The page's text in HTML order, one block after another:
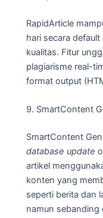
RapidArticle
hari secara
kualitas. Fitur
plagiarisme real-
format output
9. SmartContent
SmartContent
database update
artikel
konten yang
seperti berita dan
namun sebanding